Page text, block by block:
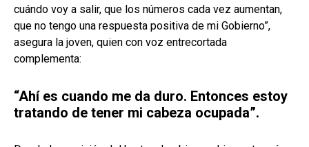
cuándo voy a salir, que los números cada vez aumentan,
que no tengo una respuesta positiva de mi Gobierno”,
asegura la joven, quien con voz entrecortada
complementa:
“Ahí es cuando me da duro. Entonces estoy
tratando de tener mi cabeza ocupada”.